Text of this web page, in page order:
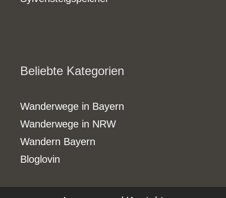
Beliebte Kategorien
Wanderwege in Bayern
Wanderwege in NRW
Wandern Bayern
Bloglovin